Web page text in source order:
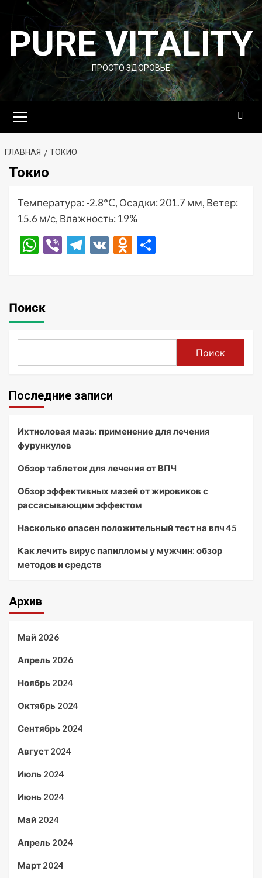
Перейти
содержимому
PURE VITALITY
ПРОСТО ЗДОРОВЬЕ
меню
ГЛАВНАЯ ТОКИО
Токио
Температура: -2.8°C, Осадки: 201.7 мм, Ветер:
15.6 м/с, Влажность: 19%
WhatsApp
ViberTelegram
VK Odnoklassniki
Поиск
Поиск
Последние записи
Ихтиоловая мазь: применение для лечения
фурункулов
Обзор таблеток для лечения от ВПЧ
Обзор эффективных мазей от жировиков с
рассасывающим эффектом
Насколько опасен положительный тест на впч 45
Как лечить вирус папилломы у мужчин: обзор
методов и средств
Архив
Май 2026
Апрель 2026
Ноябрь 2024
Октябрь 2024
Сентябрь 2024
Август 2024
Июль 2024
Июнь 2024
Май 2024
Апрель 2024
Март 2024